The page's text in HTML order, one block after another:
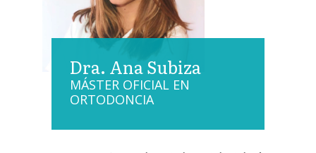
Dra. Ana Subiza
MÁSTER OFICIAL EN
ORTODONCIA